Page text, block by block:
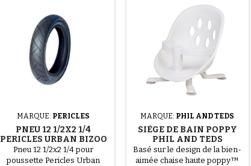
MARQUE: PERICLES
PNEU 12 1/2X2 1/4
PERICLES URBAN BIZOO
Pneu 12 1/2x2 1/4 pour
poussette Pericles Urban
MARQUE: PHIL AND TEDS
SIÈGE DE BAIN POPPY
PHIL AND TEDS
Basé sur le design de la bien-
aimée chaise haute poppy™